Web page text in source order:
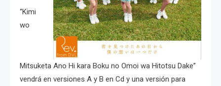
“Kimi
wo
Mitsuketa Ano Hi kara Boku no Omoi wa Hitotsu Dake”
vendrá en versiones A y B en Cd y una versión para